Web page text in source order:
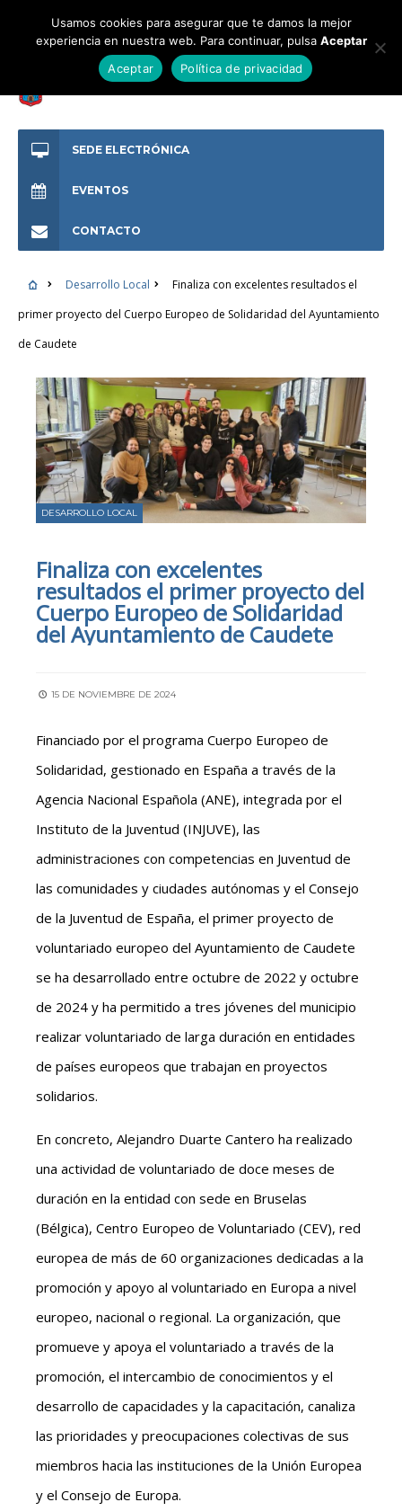
SEDE ELECTRÓNICA
EVENTOS
CONTACTO
Desarrollo Local
Finaliza con excelentes resultados el
primer proyecto del Cuerpo Europeo de Solidaridad del Ayuntamiento
de Caudete
DESARROLLO LOCAL
Finaliza con excelentes
resultados el primer proyecto del
Cuerpo Europeo de Solidaridad
del Ayuntamiento de Caudete
15 DE NOVIEMBRE DE 2024
Financiado por el programa Cuerpo Europeo de
Solidaridad, gestionado en España a través de la
Agencia Nacional Española (ANE), integrada por el
Instituto de la Juventud (INJUVE), las
administraciones con competencias en Juventud de
las comunidades y ciudades autónomas y el Consejo
de la Juventud de España, el primer proyecto de
voluntariado europeo del Ayuntamiento de Caudete
se ha desarrollado entre octubre de 2022 y octubre
de 2024 y ha permitido a tres jóvenes del municipio
realizar voluntariado de larga duración en entidades
de países europeos que trabajan en proyectos
solidarios.
En concreto, Alejandro Duarte Cantero ha realizado
una actividad de voluntariado de doce meses de
duración en la entidad con sede en Bruselas
(Bélgica), Centro Europeo de Voluntariado (CEV), red
europea de más de 60 organizaciones dedicadas a la
promoción y apoyo al voluntariado en Europa a nivel
europeo, nacional o regional. La organización, que
promueve y apoya el voluntariado a través de la
promoción, el intercambio de conocimientos y el
desarrollo de capacidades y la capacitación, canaliza
las prioridades y preocupaciones colectivas de sus
miembros hacia las instituciones de la Unión Europea
y el Consejo de Europa.
Usamos cookies para asegurar que te damos la mejor
experiencia en nuestra web. Para continuar, pulsa Aceptar
Aceptar
Política de privacidad